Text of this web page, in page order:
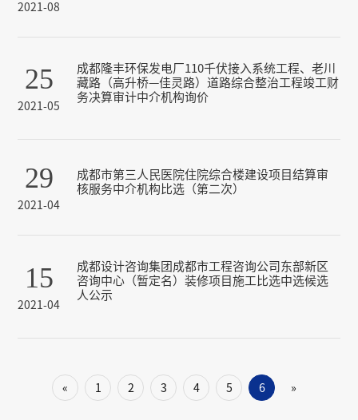
2021-08
25
2021-05
成都隆丰环保发电厂110千伏接入系统工程、老川
藏路（高升桥—佳灵路）道路综合整治工程竣工财
务决算审计中介机构询价
29
2021-04
成都市第三人民医院住院综合楼建设项目结算审
核服务中介机构比选（第二次）
15
2021-04
成都设计咨询集团成都市工程咨询公司东部新区
咨询中心（暂定名）装修项目施工比选中选候选
人公示
« 1 2 3 4 5 6 »